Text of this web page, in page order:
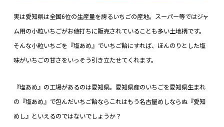
実は愛知県は全国6位の生産量を誇るいちごの産地。スーパー等ではジャ
ム用の小粒いちごがお値打ちに販売されていることも多い土地柄です。
そんな小粒いちごを『塩あめ』でいちご飴にすれば、ほんのりとした塩
味がいちごの甘さをいっそう引き立たせてくれます。
『塩あめ』の工場があるのは愛知県。愛知県産のいちごを愛知県生まれ
の『塩あめ』で包んだいちご飴ならこれはもう名古屋めしならぬ『愛知
めし』といえるのではないでしょうか？